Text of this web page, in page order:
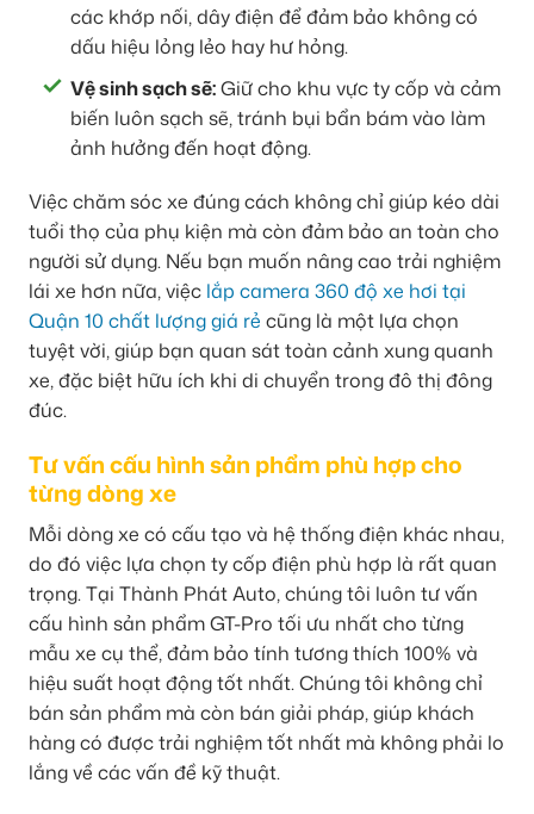
các khớp nối, dây điện để đảm bảo không có
dấu hiệu lỏng lẻo hay hư hỏng.
Vệ sinh sạch sẽ:Giữ cho khu vực ty cốp và cảm
biến luôn sạch sẽ, tránh bụi bẩn bám vào làm
ảnh hưởng đến hoạt động.
Việc chăm sóc xe đúng cách không chỉ giúp kéo dài
tuổi thọ của phụ kiện mà còn đảm bảo an toàn cho
người sử dụng. Nếu bạn muốn nâng cao trải nghiệm
lái xe hơn nữa, việc lắp camera 360 độ xe hơi tại
Quận 10 chất lượng giá rẻ cũng là một lựa chọn
tuyệt vời, giúp bạn quan sát toàn cảnh xung quanh
xe, đặc biệt hữu ích khi di chuyển trong đô thị đông
đúc.
Tư vấn cấu hình sản phẩm phù hợp cho
từng dòng xe
Mỗi dòng xe có cấu tạo và hệ thống điện khác nhau,
do đó việc lựa chọn ty cốp điện phù hợp là rất quan
trọng. Tại Thành Phát Auto, chúng tôi luôn tư vấn
cấu hình sản phẩm GT-Pro tối ưu nhất cho từng
mẫu xe cụ thể, đảm bảo tính tương thích 100% và
hiệu suất hoạt động tốt nhất. Chúng tôi không chỉ
bán sản phẩm mà còn bán giải pháp, giúp khách
hàng có được trải nghiệm tốt nhất mà không phải lo
lắng về các vấn đề kỹ thuật.